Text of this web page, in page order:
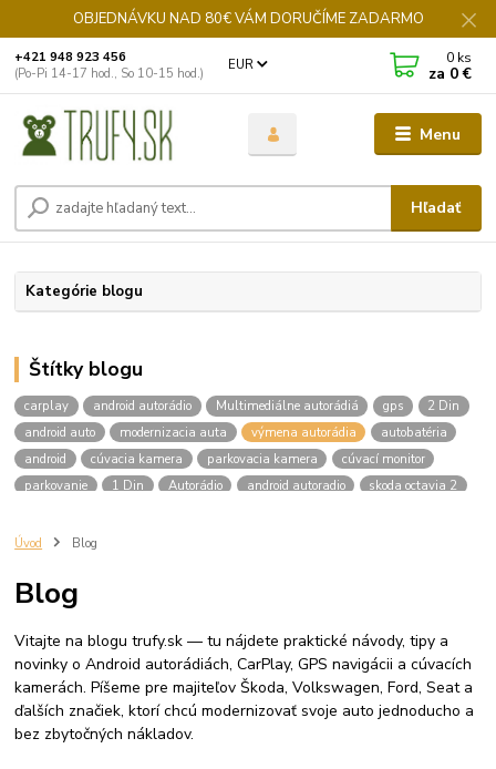
OBJEDNÁVKU NAD 80€ VÁM DORUČÍME ZADARMO
Menu
EUR
Hľadať
+421 948 923 456
(Po-Pi 14-17 hod., So 10-15 hod.)
0 ks
za 0 €
Kategórie blogu
Štítky blogu
carplay android autorádio Multimediálne autorádiá gps
2 Din
android auto
modernizacia auta výmena autorádia
autobatéria
android
cúvacia kamera parkovacia kamera
cúvací monitor
parkovanie
1 Din Autorádio android autoradio
skoda octavia 2
apple carplay volkswagen
CarPlay Škoda Octavia 2
autorádio Škoda Octavia 3
CarPlay Škoda Octavia 3
Android Auto Octavia 3
Škoda Fabia 2 Android autorádio
CarPlay
Android Auto
GPS navigácia Bluetooth
autorádio Fabia
7 palcové autorádio
Úvod Blog
Blog
Vitajte na blogu trufy.sk — tu nájdete praktické návody, tipy a
novinky o Android autorádiách, CarPlay, GPS navigácii a cúvacích
kamerách. Píšeme pre majiteľov Škoda, Volkswagen, Ford, Seat a
ďalších značiek, ktorí chcú modernizovať svoje auto jednoducho a
bez zbytočných nákladov.